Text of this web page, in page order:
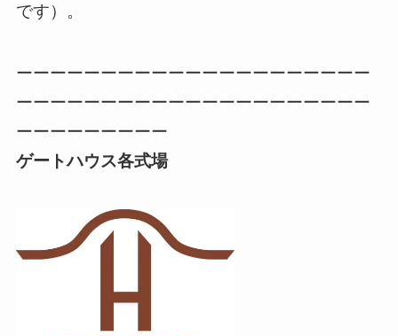
です）。
ーーーーーーーーーーーーーーーーーーーーー
ーーーーーーーーーーーーーーーーーーーーー
ーーーーーーーーー
ゲートハウス各式場